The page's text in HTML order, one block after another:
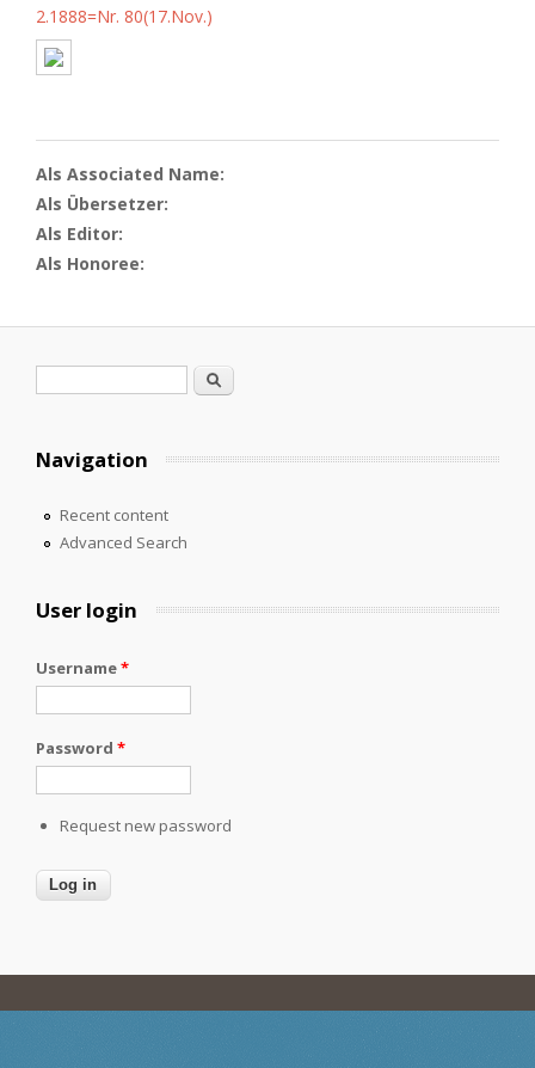
2.1888=Nr. 80(17.Nov.)
Als Associated Name:
Als Übersetzer:
Als Editor:
Als Honoree:
Search
Navigation
Recent content
Advanced Search
User login
Username*
Password *
Request new password